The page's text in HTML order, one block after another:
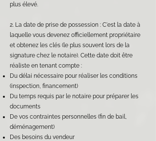
plus élevé.
2. La date de prise de possession : C'est la date à
laquelle vous devenez officiellement propriétaire
et obtenez les clés (le plus souvent lors de la
signature chez le notaire). Cette date doit être
réaliste en tenant compte :
Du délai nécessaire pour réaliser les conditions
(inspection, financement)
Du temps requis par le notaire pour préparer les
documents
De vos contraintes personnelles (fin de bail,
déménagement)
Des besoins du vendeur